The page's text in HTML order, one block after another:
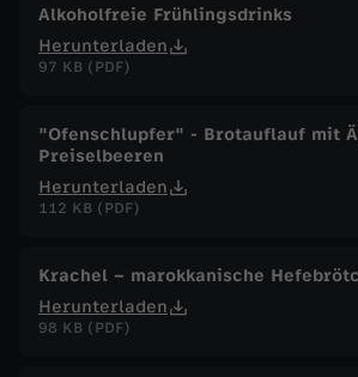
Alkoholfreie Frühlingsdrinks
Herunterladen
97 KB (PDF)
"Ofenschlupfer" - Brotauflauf mit
Preiselbeeren
Herunterladen
112 KB (PDF)
Krachel – marokkanische
Herunterladen
98 KB (PDF)